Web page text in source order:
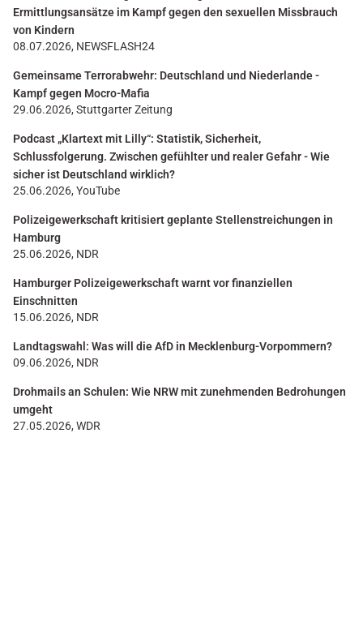
Ermittlungsansätze im Kampf gegen den sexuellen Missbrauch
von Kindern
08.07.2026, NEWSFLASH24
Gemeinsame Terrorabwehr: Deutschland und Niederlande -
Kampf gegen Mocro-Mafia
29.06.2026, Stuttgarter Zeitung
Podcast „Klartext mit Lilly“: Statistik, Sicherheit,
Schlussfolgerung. Zwischen gefühlter und realer Gefahr - Wie
sicher ist Deutschland wirklich?
25.06.2026, YouTube
Polizeigewerkschaft kritisiert geplante Stellenstreichungen in
Hamburg
25.06.2026, NDR
Hamburger Polizeigewerkschaft warnt vor finanziellen
Einschnitten
15.06.2026, NDR
Landtagswahl: Was will die AfD in Mecklenburg-Vorpommern?
09.06.2026, NDR
Drohmails an Schulen: Wie NRW mit zunehmenden Bedrohungen
umgeht
27.05.2026, WDR